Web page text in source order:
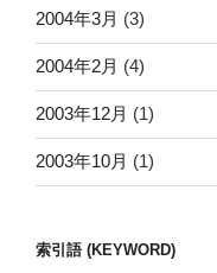
2004年3月 (3)
2004年2月 (4)
2003年12月 (1)
2003年10月 (1)
索引語 (KEYWORD)